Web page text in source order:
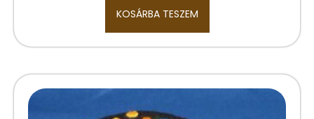
KOSÁRBA TESZEM